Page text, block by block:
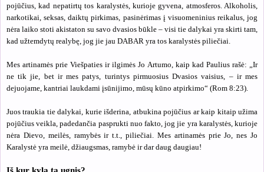
pojūčius, kad nepatirtų tos karalystės, kurioje gyvena, atmosferos. Alkoholis,
narkotikai, seksas, daiktų pirkimas, pasinėrimas į visuomeninius reikalus, jog
nėra laiko stoti akistaton su savo dvasios būkle – visi tie dalykai yra skirti tam,
kad užtemdytų realybę, jog jie jau DABAR yra tos karalystės piliečiai.
Mes artinamės prie Viešpaties ir ilgimės Jo Artumo, kaip kad Paulius rašė: „ Ir
ne tik jie, bet ir mes patys, turintys pirmuosius Dvasios vaisius, – ir mes
dejuojame, kantriai laukdami įsūnijimo, mūsų kūno atpirkimo“ (Rom 8:23).
Juos traukia tie dalykai, kurie išderina, atbukina pojūčius ar kaip kitaip užima
pojūčius veikla, padedančia pasprukti nuo fakto, jog jie yra karalystės, kurioje
nėra Dievo, meilės, ramybės ir t.t., piliečiai. Mes artinamės prie Jo, nes Jo
Karalystė yra meilė, džiaugsmas, ramybė ir dar daug daugiau!